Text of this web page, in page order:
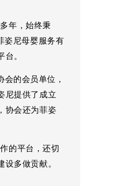
年，始终秉
姿尼母婴服务有
。
的会员单位，
尼提供了成立
协会还为菲姿
的平台，还切
多做贡献。